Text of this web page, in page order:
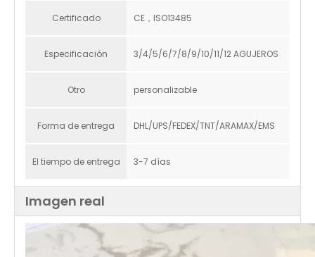
Certificado CE，ISO13485
Especificación 3/4/5/6/7/8/9/10/11/12 AGUJEROS
Otro personalizable
Forma de entrega DHL/UPS/FEDEX/TNT/ARAMAX/EMS
El tiempo de entrega 3-7 días
Imagen real